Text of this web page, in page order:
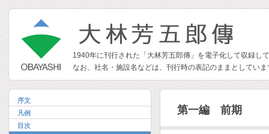
1940年に刊行された「大林芳五郎傳」を電子化して収録し
なお、社名・施設名などは、刊行時の表記のままとしてい
序文
凡例
目次
第一編 前期